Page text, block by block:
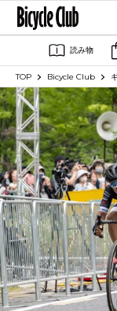
読み物
TOP Bicycle Club